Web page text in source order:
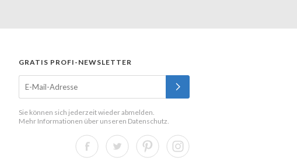
GRATIS PROFI-NEWSLETTER
Sie können sich jederzeit wieder abmelden.
Mehr Informationen über unseren Datenschutz.